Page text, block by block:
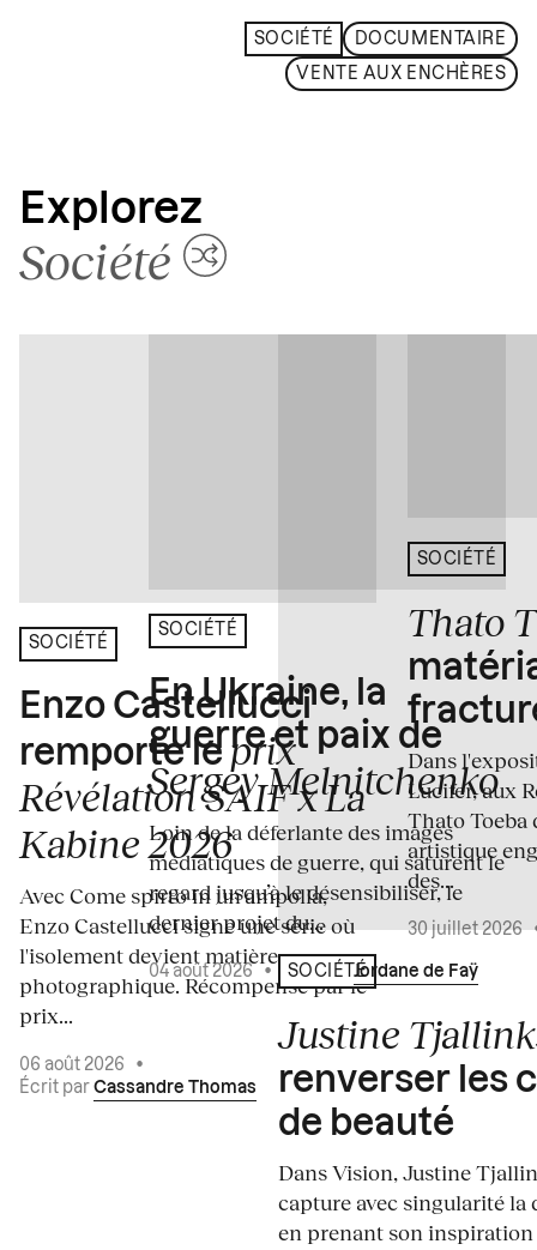
SOCIÉTÉ DOCUMENTAIRE
VENTE AUX ENCHÈRES
Explorez
Société
SOCIÉTÉ
Enzo Castellucci
remporte le prix
Révélation SAIF x La
Kabine 2026
Avec Come spirto in un'ampolla,
Enzo Castellucci signe une série où
l'isolement devient matière
photographique. Récompensé par le
prix...
06 août 2026
•
Écrit par Cassandre Thomas
SOCIÉTÉ
En Ukraine, la
guerre et paix de
Sergey Melnitchenko
Loin de la déferlante des images
médiatiques de guerre, qui saturent le
regard jusqu’à le désensibiliser, le
dernier projet du...
04 août 2026 • Écrit par Jordane de Faÿ
SOCIÉTÉ
Justine
renverser les
de beauté
Dans Vision, Justine
capture avec singularité la
en prenant son inspiration
SOCIÉTÉ
Thato
Dans
Lucifer, aux
Thato Toeba
artistique
des...
30 juillet 2026